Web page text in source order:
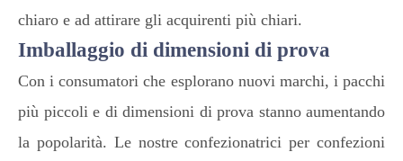
chiaro e ad attirare gli acquirenti più chiari.
Imballaggio di dimensioni di prova
Con i consumatori che esplorano nuovi marchi, i pacchi
più piccoli e di dimensioni di prova stanno aumentando
la popolarità. Le nostre confezionatrici per confezioni